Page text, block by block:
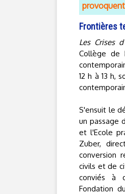
Frontières
Les Crises
Collège de
12 h à 13 h,
S'ensuit le
un passage
et l'Ecole
Zuber,
conversion
civils et de
conviés à
Fondation